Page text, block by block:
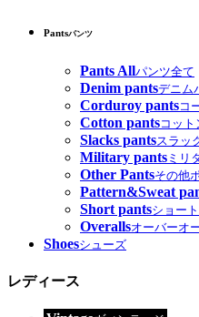
Pantsパンツ
Pants Allパンツ全て
Denim pantsデニム
Corduroy pantsコ
Cotton pantsコット
Slacks pantsスラッ
Military pants ミリ
Other Pantsその他
Pattern&Sweat
Short pantsショー
Overallsオーバーオ
Shoesシューズ
レディース